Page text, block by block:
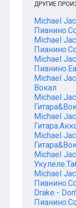
ДРУГИЕ
Michael
Michael
Michael
Michael
Вокал
Michael
Michael
Michael
Michael
Michael
Drake -